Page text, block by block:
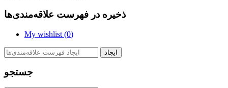
ذخیره در فهرست علاقه‌مندی‌ها
My wishlist (0)
ایجاد
جستجو